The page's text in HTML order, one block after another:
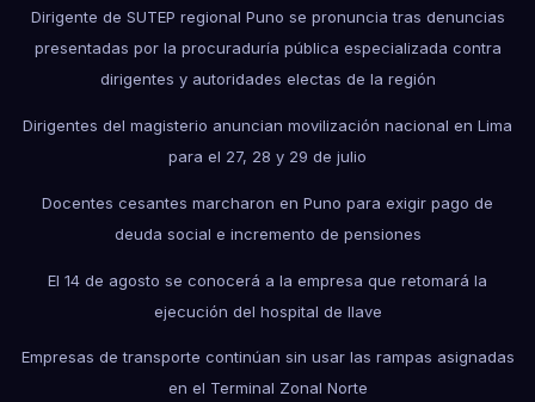
Dirigente de SUTEP regional Puno se pronuncia tras denuncias
presentadas por la procuraduría pública especializada contra
dirigentes y autoridades electas de la región
Dirigentes del magisterio anuncian movilización nacional en Lima
para el 27, 28 y 29 de julio
Docentes cesantes marcharon en Puno para exigir pago de
deuda social e incremento de pensiones
El 14 de agosto se conocerá a la empresa que retomará la
ejecución del hospital de Ilave
Empresas de transporte continúan sin usar las rampas asignadas
en el Terminal Zonal Norte